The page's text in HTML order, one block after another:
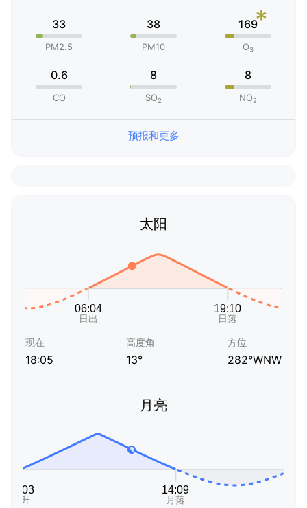
33
PM2.5
38
PM10
169*
O3
0.6
CO
8
SO2
8
NO2
预报和更多
太阳
现在
18:05
高度角
13°
方位
282°WNW
月亮